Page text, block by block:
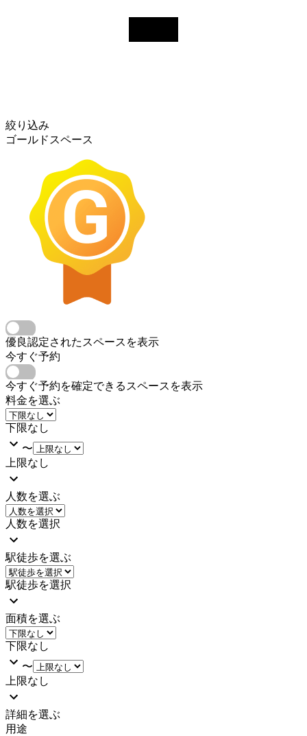
絞り込み
ゴールドスペース
優良認定されたスペースを表示
今すぐ予約
今すぐ予約を確定できるスペースを表示
料金を選ぶ
下限なし
〜
上限なし
人数を選ぶ
人数を選択
駅徒歩を選ぶ
駅徒歩を選択
面積を選ぶ
下限なし
〜
上限なし
詳細を選ぶ
用途